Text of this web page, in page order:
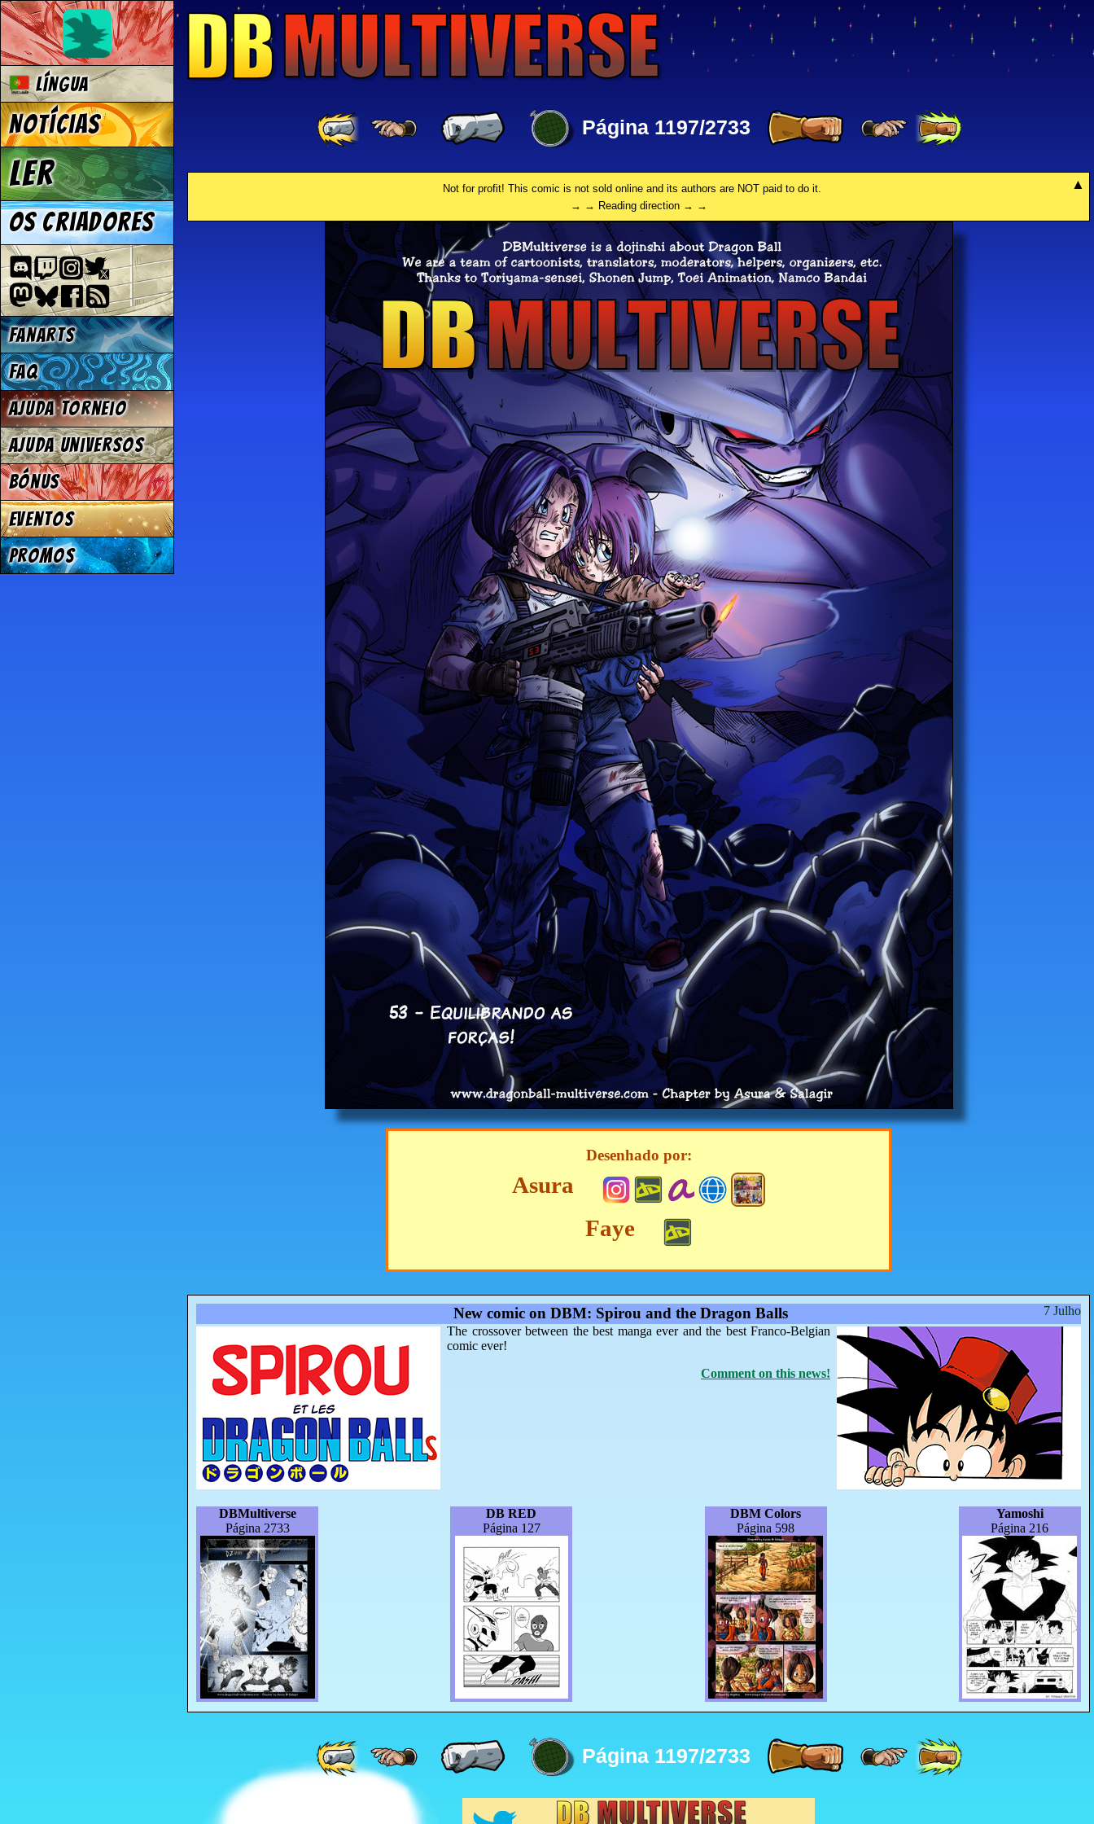
Página 1197/2733
Not for profit! This comic is not sold online and its authors are NOT paid to do it.
→ → Reading direction → →
Desenhado por:
Asura
Faye
7 Julho
New comic on DBM: Spirou and the Dragon Balls
The crossover between the best manga ever and the best Franco-Belgian
comic ever!
Comment on this news!
DBMultiverse
Página 2733
DB RED
Página 127
DBM Colors
Página 598
Yamoshi
Página 216
Página 1197/2733
Língua
Notícias
Ler
Os criadores
Fanarts
FAQ
Ajuda Torneio
Ajuda Universos
Bónus
Eventos
Promos